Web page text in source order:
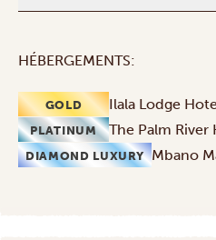
HÉBERGEMENTS:
GOLD Ilala Lodge
PLATINUM The Palm River
DIAMOND LUXURY Mbano